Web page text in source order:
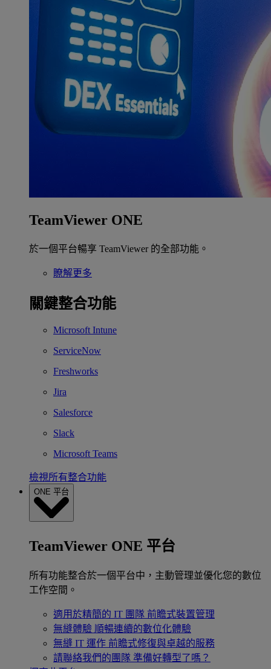
TeamViewer ONE
於一個平台暢享 TeamViewer 的全部功能。
瞭解更多
關鍵整合功能
Microsoft Intune
ServiceNow
Freshworks
Jira
Salesforce
Slack
Microsoft Teams
檢視所有整合功能
ONE 平台
TeamViewer ONE 平台
所有功能整合於一個平台中，主動管理並優化您的數位
工作空間。
適用於精簡的 IT 團隊 前瞻式裝置管理
無縫體驗 順暢連續的數位化體驗
無縫 IT 運作 前瞻式修復與卓越的服務
請聯絡我們的團隊 準備好轉型了嗎？